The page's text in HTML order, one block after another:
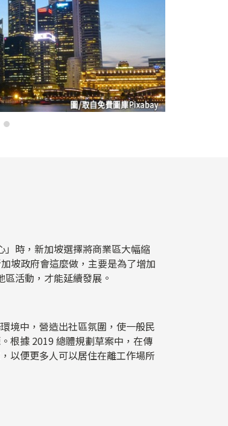
時，新加坡選擇將商業區大幅縮
坡政府會這麼做，主要是為了增加
活動，才能延續發展。
境中，營造出社區氛圍，使一般民
根據 2019 總體規劃草案中，在傳
以便更多人可以居住在離工作場所